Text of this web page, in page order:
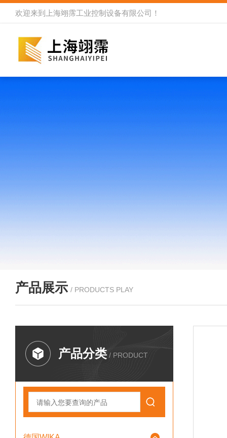
欢迎来到 上海翊霈工业控制设备有限公司 ！
产品展示 / PRODUCTS PLAY
产品分类 / PRODUCT